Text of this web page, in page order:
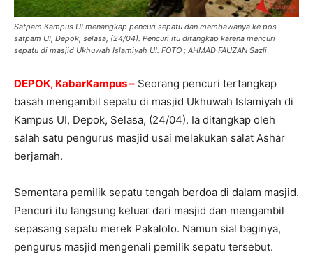
Satpam Kampus UI menangkap pencuri sepatu dan membawanya ke pos
satpam UI, Depok, selasa, (24/04). Pencuri itu ditangkap karena mencuri
sepatu di masjid Ukhuwah Islamiyah UI. FOTO ; AHMAD FAUZAN Sazli
DEPOK, KabarKampus – Seorang pencuri tertangkap
basah mengambil sepatu di masjid Ukhuwah Islamiyah di
Kampus UI, Depok, Selasa, (24/04). Ia ditangkap oleh
salah satu pengurus masjid usai melakukan salat Ashar
berjamah.
Sementara pemilik sepatu tengah berdoa di dalam masjid.
Pencuri itu langsung keluar dari masjid dan mengambil
sepasang sepatu merek Pakalolo. Namun sial baginya,
pengurus masjid mengenali pemilik sepatu tersebut.